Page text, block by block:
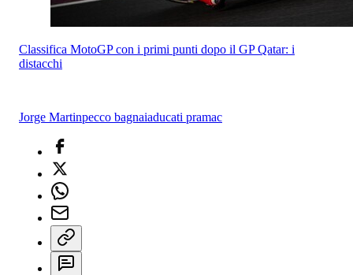
Classifica MotoGP con i primi punti dopo il GP Qatar: i
distacchi
Jorge Martinpecco bagnaiaducati pramac